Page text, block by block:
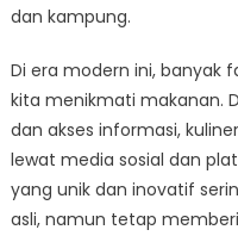
dan kampung.
Di era modern ini, banyak
kita menikmati makanan.
dan akses informasi,
lewat media sosial dan
yang unik dan inovatif
asli, namun tetap